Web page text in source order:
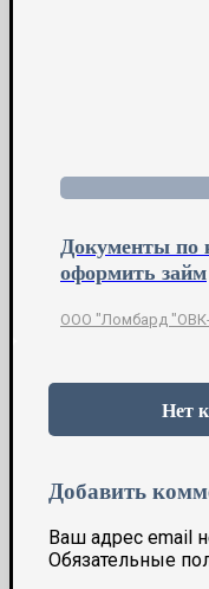
Документы по
оформить займ
ООО "Ломбард
Нет
Добавить
Ваш адрес email
Обязательные